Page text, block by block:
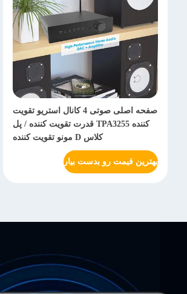
صفحه اصلی صوتی 4 کانال استریو تقویت
کننده TPA3255 قدرت تقویت کننده / پل
کلاس D مونو تقویت کننده
بهترین قیمت رو بدست بیار